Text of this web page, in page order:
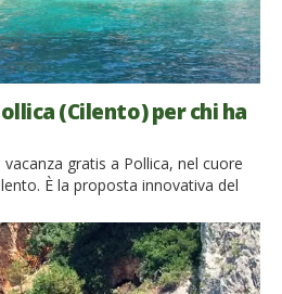
(Cilento) per chi ha
vacanza gratis a Pollica, nel cuore
È la proposta innovativa del
del Cilento al costo di una
di vivere una vacanza gratis
[…]